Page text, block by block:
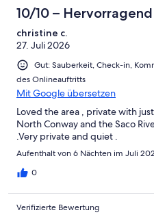
10/10 – Hervorragend
christine c.
27. Juli 2026
Gut: Sauberkeit, Check-in,
des Onlineauftritts
Mit Google übersetzen
Loved the area , private with
North Conway and the Saco
.Very private and quiet .
Aufenthalt von 6 Nächten im Juli
0
Verifizierte Bewertung